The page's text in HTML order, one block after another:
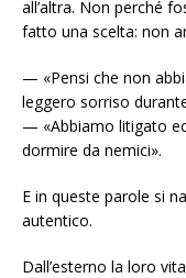
all’altra. Non perché
fatto una scelta: non
— «Pensi che non
leggero sorriso
— «Abbiamo litigato
dormire da nemici».
E in queste parole si
autentico.
Dall’esterno la loro